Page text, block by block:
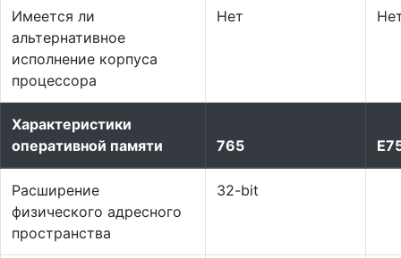
Имеется ли
альтернативное
исполнение корпуса
процессора
Нет
Характеристики
оперативной памяти
765
Расширение
физического адресного
пространства
32-bit